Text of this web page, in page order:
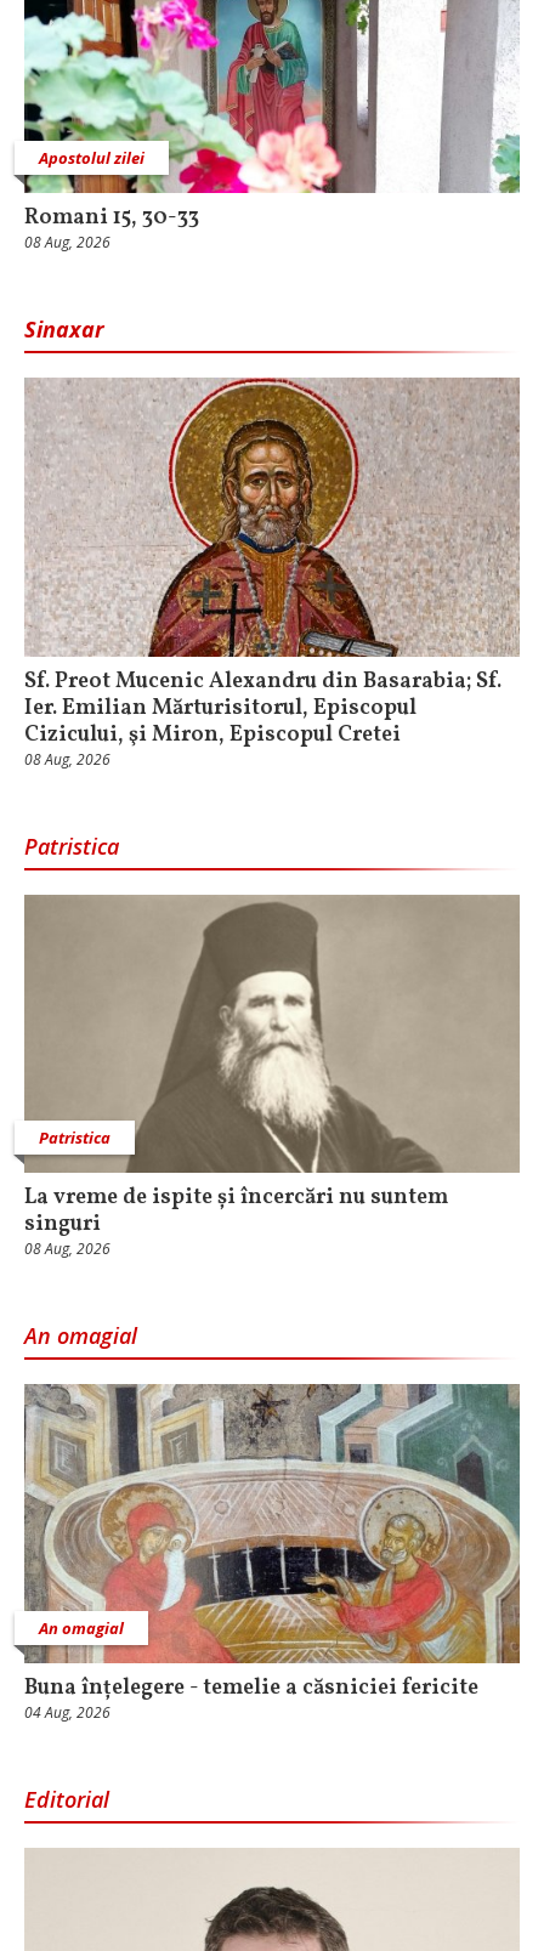
Apostolul zilei
Romani 15, 30-33
08 Aug, 2026
Sinaxar
Sf. Preot Mucenic Alexandru din Basarabia; Sf.
Ier. Emilian Mărturisitorul, Episcopul
Cizicului, şi Miron, Episcopul Cretei
08 Aug, 2026
Patristica
Patristica
La vreme de ispite și încercări nu suntem
singuri
08 Aug, 2026
An omagial
An omagial
Buna înțelegere - temelie a căsniciei fericite
04 Aug, 2026
Editorial